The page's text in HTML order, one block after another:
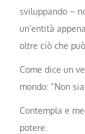
sviluppando –
un’entità
oltre ciò che
Come dice un
mondo: “Non
Contempla e
potere.